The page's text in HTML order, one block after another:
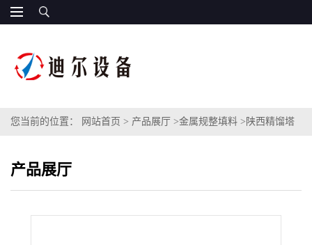
您当前的位置： 网站首页 > 产品展厅 >金属规整填料 > 陕西精馏塔
产品展厅